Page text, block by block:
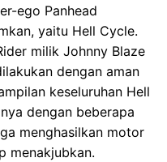
ego Panhead
yaitu Hell Cycle.
milik Johnny Blaze
dengan aman
keseluruhan Hell
dengan beberapa
menghasilkan motor
menakjubkan.